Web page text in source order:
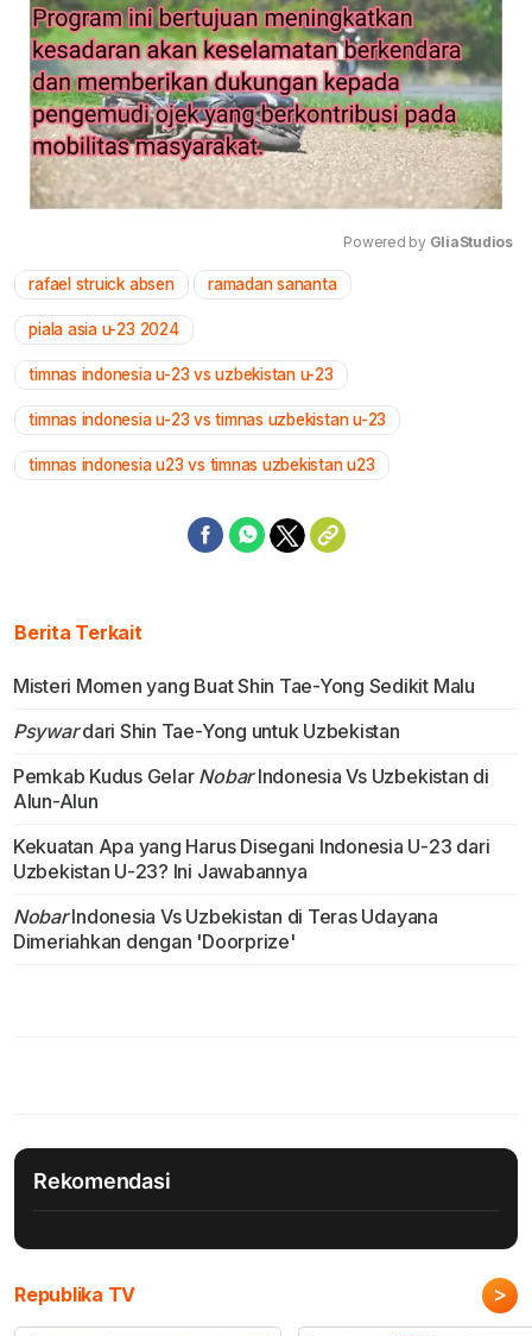
Powered by GliaStudios
rafael struick absen ramadan sananta
piala asia u-23 2024
timnas indonesia u-23 vs uzbekistan u-23
timnas indonesia u-23 vs timnas uzbekistan u-23
timnas indonesia u23 vs timnas uzbekistan u23
Berita Terkait
Misteri Momen yang Buat Shin Tae-Yong Sedikit Malu
Psywardari Shin Tae-Yong untuk Uzbekistan
Pemkab Kudus Gelar NobarIndonesia Vs Uzbekistan di
Alun-Alun
Kekuatan Apa yang Harus Disegani Indonesia U-23 dari
Uzbekistan U-23? Ini Jawabannya
NobarIndonesia Vs Uzbekistan di Teras Udayana
Dimeriahkan dengan 'Doorprize'
Rekomendasi
Republika TV >